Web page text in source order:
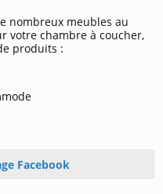
nombreux meubles au
votre chambre à coucher,
produits :
Facebook